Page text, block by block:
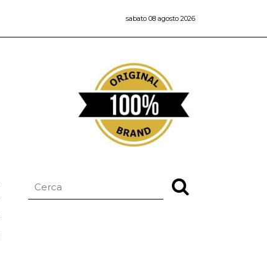
sabato 08 agosto 2026